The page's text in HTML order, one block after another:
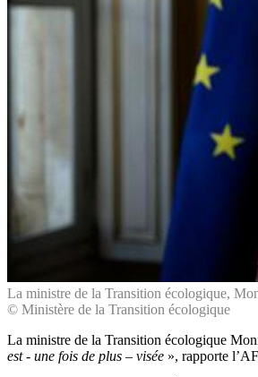
La ministre de la Transition écologique,
© Ministère de la Transition écologique
La ministre de la Transition écologique
est - une fois de plus – visée », rapporte